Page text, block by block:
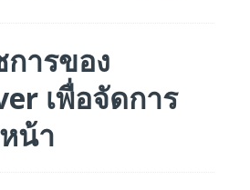
and Storage
ออาชีพ
ารของ
เพื่อจัดการ
น้า